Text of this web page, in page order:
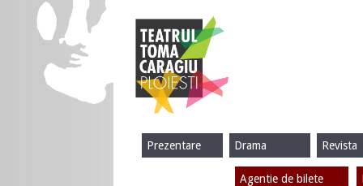
Revista
Drama
Prezentare
Agentie de bilete